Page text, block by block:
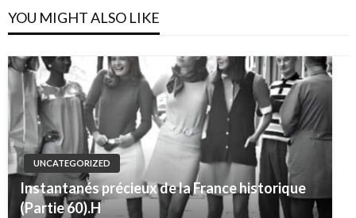
Welt, in der Informationen kontrolliert und Technik
inszeniert wurden, war sogar ein Computer nicht nur ein
YOU MIGHT ALSO LIKE
UNCATEGORIZED
Instantanés précieux de la France historique
(Partie 60).H